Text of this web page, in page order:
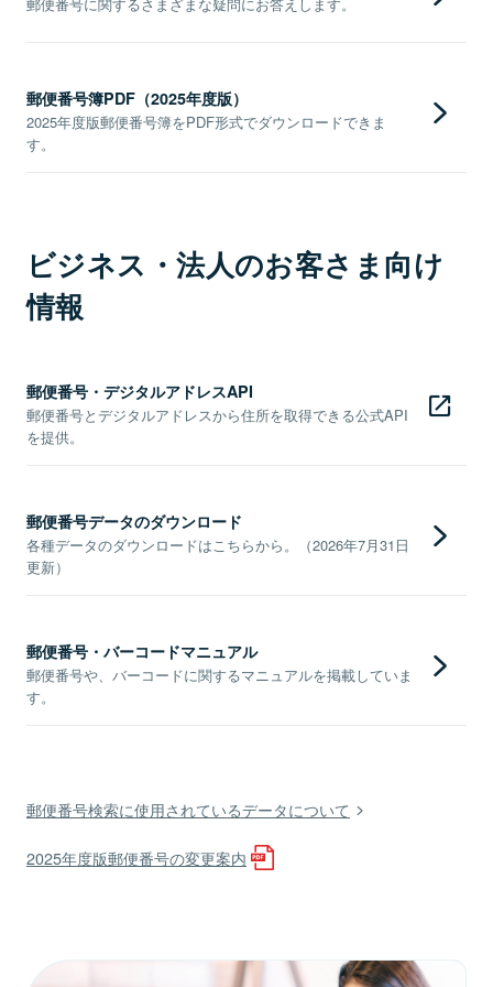
郵便番号に関するさまざまな疑問にお答えします。
郵便番号簿PDF（2025年度版）
2025年度版郵便番号簿をPDF形式でダウンロードできま
す。
ビジネス・法人のお客さま向け
情報
郵便番号・デジタルアドレスAPI
郵便番号とデジタルアドレスから住所を取得できる公式API
を提供。
郵便番号データのダウンロード
各種データのダウンロードはこちらから。（2026年7月31日
更新）
郵便番号・バーコードマニュアル
郵便番号や、バーコードに関するマニュアルを掲載していま
す。
郵便番号検索に使用されているデータについて
2025年度版郵便番号の変更案内